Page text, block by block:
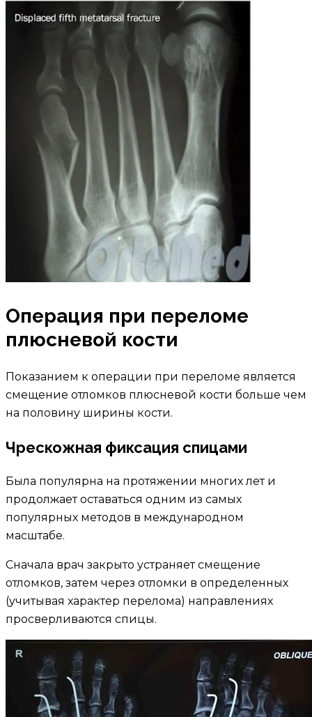
Операция при переломе
плюсневой кости
Показанием к операции при переломе является
смещение отломков плюсневой кости больше чем
на половину ширины кости.
Чрескожная фиксация спицами
Была популярна на протяжении многих лет и
продолжает оставаться одним из самых
популярных методов в международном
масштабе.
Сначала врач закрыто устраняет смещение
отломков, затем через отломки в определенных
(учитывая характер перелома) направлениях
просверливаются спицы.